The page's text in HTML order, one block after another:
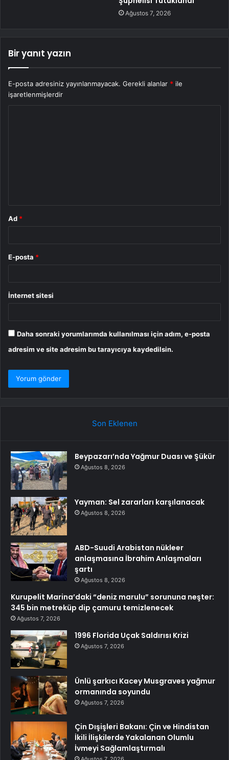
Ağustos 7, 2026
Bir yanıt yazın
E-posta adresiniz yayınlanmayacak. Gerekli alanlar * ile
işaretlenmişlerdir
Ad *
E-posta *
İnternet sitesi
Daha sonraki yorumlarımda kullanılması için adım, e-posta
adresim ve site adresim bu tarayıcıya kaydedilsin.
Son Eklenen
Beypazarı’nda Yağmur Duası ve Şükür
Ağustos 8, 2026
Yayman: Sel zararları karşılanacak
Ağustos 8, 2026
ABD-Suudi Arabistan nükleer
anlaşmasına İbrahim Anlaşmaları
şartı
Ağustos 8, 2026
Kurupelit Marina’daki “deniz marulu” sorununa neşter:
345 bin metreküp dip çamuru temizlenecek
Ağustos 7, 2026
1996 Florida Uçak Saldırısı Krizi
Ağustos 7, 2026
Ünlü şarkıcı Kacey Musgraves yağmur
ormanında soyundu
Ağustos 7, 2026
Çin Dışişleri Bakanı: Çin ve Hindistan
İkili İlişkilerde Yakalanan Olumlu
İvmeyi Sağlamlaştırmalı